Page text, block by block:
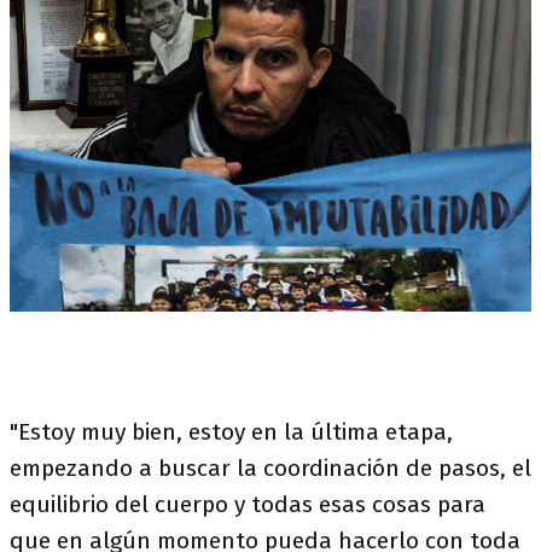
"Estoy muy bien, estoy en la última etapa,
empezando a buscar la coordinación de pasos, el
equilibrio del cuerpo y todas esas cosas para
que en algún momento pueda hacerlo con toda